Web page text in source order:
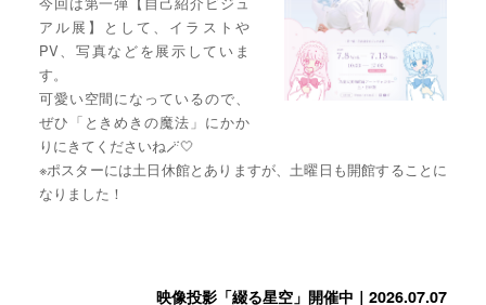
アル展】として、イラストや
PV、写真などを展示していま
す。
可愛い空間になっているので、
ぜひ「ときめきの魔法」にかか
りにきてくださいね🪄🤍
※ポスターには土日休館とありますが、土曜日も開館することに
なりました！
映像投影「綴る星空」開催中｜2026.07.07